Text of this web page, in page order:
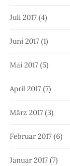
Juli 2017 (4)
Juni 2017 (1)
Mai 2017 (5)
April 2017 (7)
März 2017 (3)
Februar 2017 (6)
Januar 2017 (7)